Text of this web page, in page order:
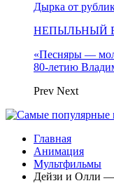
Дырка от
НЕПЫЛЬНЫЙ
«Песняры —
80-летию
Prev Next
Главная
Анимация
Мультфильмы
Дейзи и Олли —